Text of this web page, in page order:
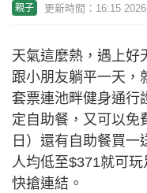
親子 更新時間：16:15
天氣這麼熱，遇上好
跟小朋友躺平一天，
套票連池畔健身通行
定自助餐，又可以免
日）還有自助餐買一
人均低至$371就可
快搶連結。